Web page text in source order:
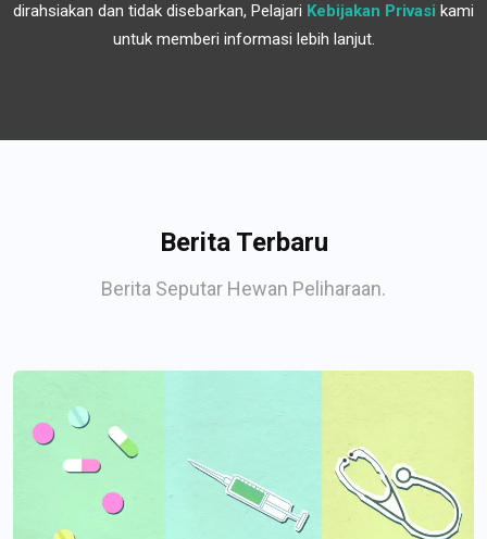
dirahsiakan dan tidak disebarkan, Pelajari Kebijakan Privasi kami
untuk memberi informasi lebih lanjut.
Berita Terbaru
Berita Seputar Hewan Peliharaan.